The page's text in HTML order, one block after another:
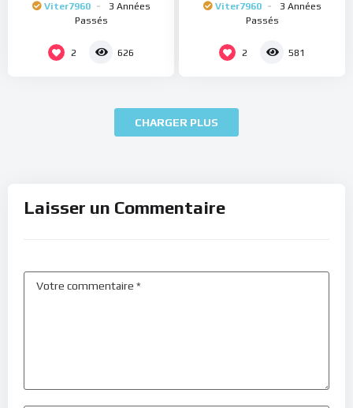
Viter7960
3 Années
Passés
2 626
Viter7960
3 Années
Passés
2 581
CHARGER PLUS
Laisser un Commentaire